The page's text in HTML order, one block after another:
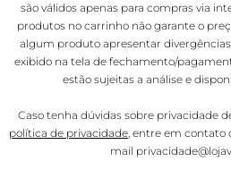
são válidos apenas para compras via
produtos no carrinho não garante o
algum produto apresentar divergências
exibido na tela de fechamento/
estão sujeitas a análise e
Caso tenha dúvidas sobre privacidade
política de privacidade, entre em contato
mail